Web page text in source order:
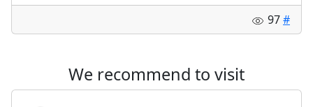
97#
We recommend to visit